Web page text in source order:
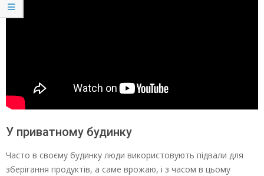
У приватному будинку
Часто в своєму будинку люди використовують підвали для
зберігання продуктів, а саме врожаю, і з часом в цьому